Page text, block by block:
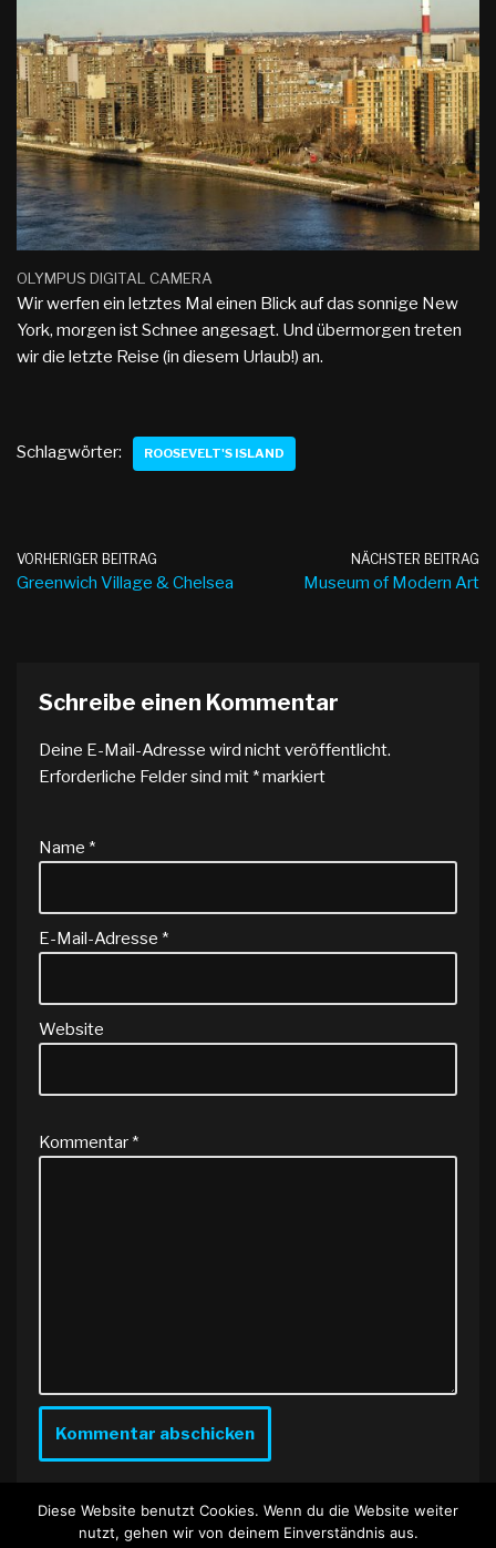
OLYMPUS DIGITAL CAMERA
Wir werfen ein letztes Mal einen Blick auf das sonnige New
York, morgen ist Schnee angesagt. Und übermorgen treten
wir die letzte Reise (in diesem Urlaub!) an.
Schlagwörter: ROOSEVELT'S ISLAND
VORHERIGER BEITRAG
Greenwich Village & Chelsea
NÄCHSTER BEITRAG
Museum of Modern Art
Schreibe einen Kommentar
Deine E-Mail-Adresse wird nicht veröffentlicht.
Erforderliche Felder sind mit *markiert
Name *
E-Mail-Adresse *
Website
Kommentar *
Diese Website benutzt Cookies. Wenn du die Website weiter
nutzt, gehen wir von deinem Einverständnis aus.